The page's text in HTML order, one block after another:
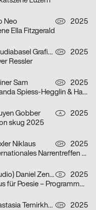
Neo CH
2025
Ella Fitzgerald
Claudiabasel Grafik + Interaktion CH
2025
Ressler
Sam CH
2025
Jolanda Spiess-Hegglin & Hansi Voigt lesen aus „Meistgeklickt“
Gobber A
2025
skug 2025
Niklaus CH
2025
Internationales Narrentreffen Willisau
(Studio) Daniel Zenker D
2025
Haus für Poesie – Programmkampagne September/Oktober 2025
Anastasia Temirkhan CH
2025